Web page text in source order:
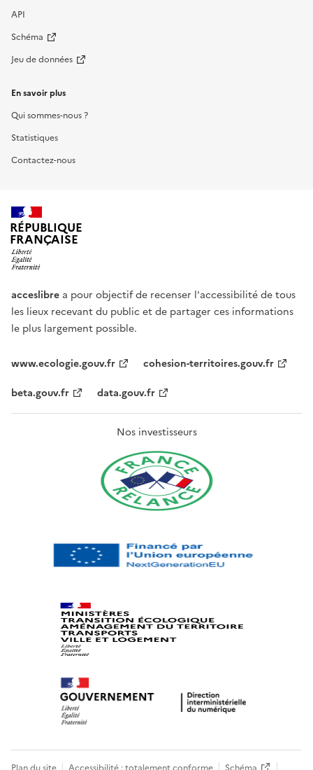
API
Schéma
Jeu de données
En savoir plus
Qui sommes-nous ?
Statistiques
Contactez-nous
RÉPUBLIQUE
FRANÇAISE
acceslibre a pour objectif de recenser l'accessibilité de tous
les lieux recevant du public et de partager ces informations
le plus largement possible.
www.ecologie.gouv.fr
cohesion-territoires.gouv.fr
beta.gouv.fr
data.gouv.fr
Nos investisseurs